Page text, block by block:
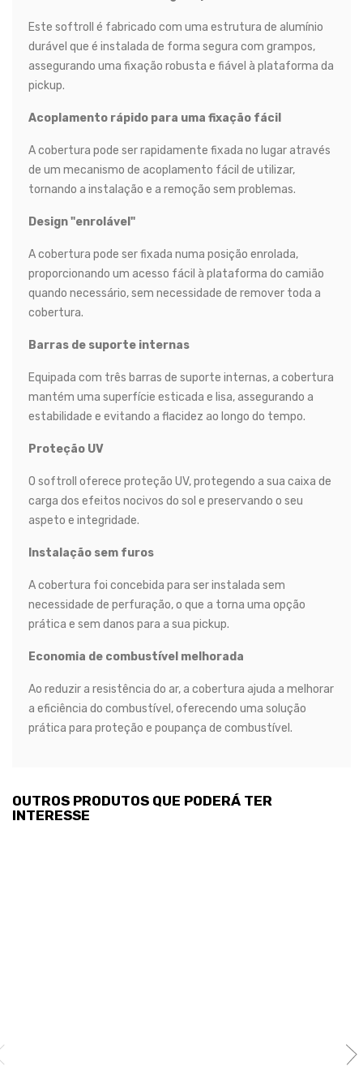
Este softroll é fabricado com uma estrutura de alumínio
durável que é instalada de forma segura com grampos,
assegurando uma fixação robusta e fiável à plataforma da
pickup.
Acoplamento rápido para uma fixação fácil
A cobertura pode ser rapidamente fixada no lugar através
de um mecanismo de acoplamento fácil de utilizar,
tornando a instalação e a remoção sem problemas.
Design "enrolável"
A cobertura pode ser fixada numa posição enrolada,
proporcionando um acesso fácil à plataforma do camião
quando necessário, sem necessidade de remover toda a
cobertura.
Barras de suporte internas
Equipada com três barras de suporte internas, a cobertura
mantém uma superfície esticada e lisa, assegurando a
estabilidade e evitando a flacidez ao longo do tempo.
Proteção UV
O softroll oferece proteção UV, protegendo a sua caixa de
carga dos efeitos nocivos do sol e preservando o seu
aspeto e integridade.
Instalação sem furos
A cobertura foi concebida para ser instalada sem
necessidade de perfuração, o que a torna uma opção
prática e sem danos para a sua pickup.
Economia de combustível melhorada
Ao reduzir a resistência do ar, a cobertura ajuda a melhorar
a eficiência do combustível, oferecendo uma solução
prática para proteção e poupança de combustível.
OUTROS PRODUTOS QUE PODERÁ TER
INTERESSE